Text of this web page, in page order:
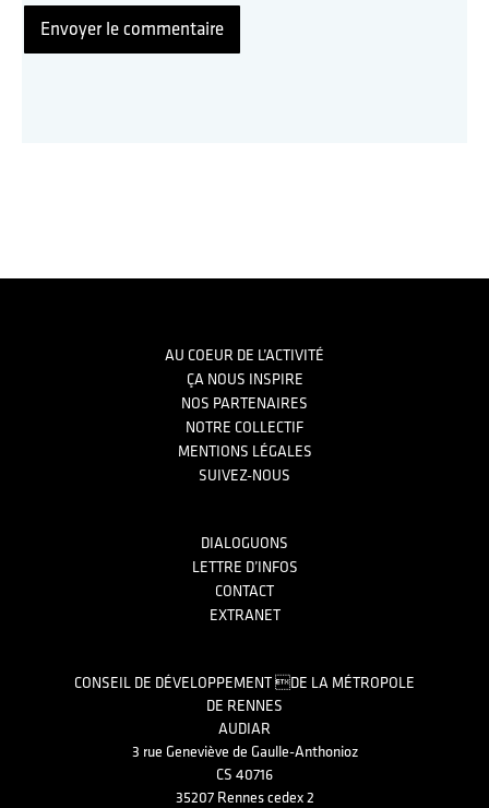
AU COEUR DE L’ACTIVITÉ
ÇA NOUS INSPIRE
NOS PARTENAIRES
NOTRE COLLECTIF
MENTIONS LÉGALES
SUIVEZ-NOUS
DIALOGUONS
LETTRE D’INFOS
CONTACT
EXTRANET
CONSEIL DE DÉVELOPPEMENT DE LA MÉTROPOLE
DE RENNES
AUDIAR
3 rue Geneviève de Gaulle-Anthonioz
CS 40716
35207 Rennes cedex 2